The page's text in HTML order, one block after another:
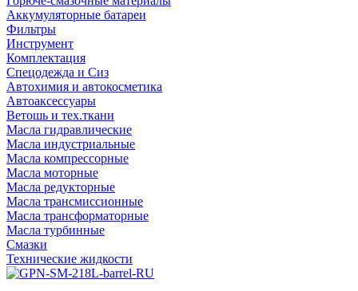
Аккумуляторные батареи
Фильтры
Инструмент
Комплектация
Спецодежда и Сиз
Автохимия и автокосметика
Автоаксессуары
Ветошь и тех.ткани
Масла гидравлические
Масла индустриальные
Масла компрессорные
Масла моторные
Масла редукторные
Масла трансмиссионные
Масла трансформаторные
Масла турбинные
Смазки
Технические жидкости